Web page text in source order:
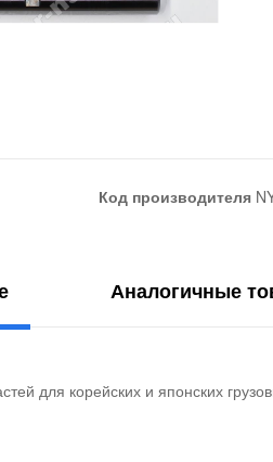
Код производителя
Аналогичные
для корейских и японских